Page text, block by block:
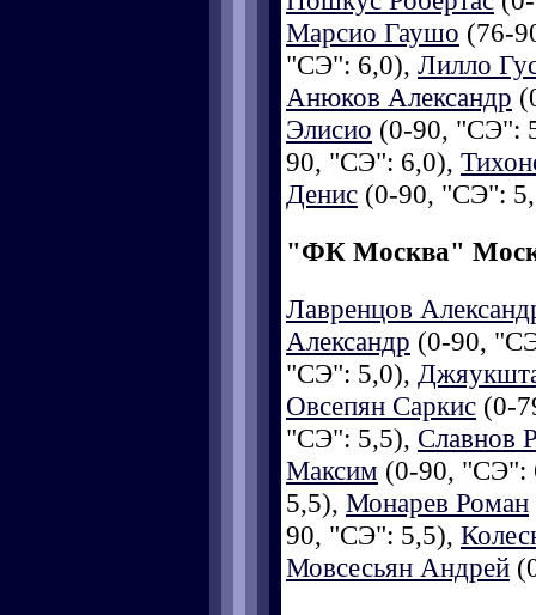
Марсио Гаушо (76-
"СЭ": 6,0), Лилло
Анюков Александр
Элисио (0-90, "СЭ":
90, "СЭ": 6,0),
Денис (0-90, "СЭ":
"ФК Москва"
Лавренцов
Александр (0-90,
"СЭ": 5,0),
Овсепян Саркис (0-
"СЭ": 5,5), Славнов
Максим (0-90, "СЭ":
5,5), Монарев Роман
90, "СЭ": 5,5),
Мовсесьян Андрей